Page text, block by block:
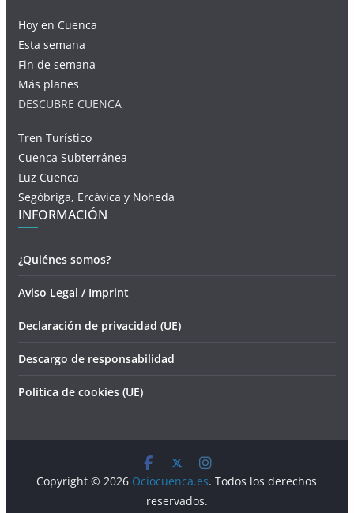
Hoy en Cuenca
Esta semana
Fin de semana
Más planes
DESCUBRE CUENCA
Tren Turístico
Cuenca Subterránea
Luz Cuenca
Segóbriga, Ercávica y Noheda
INFORMACIÓN
¿Quiénes somos?
Aviso Legal / Imprint
Declaración de privacidad (UE)
Descargo de responsabilidad
Política de cookies (UE)
Copyright © 2026 Ociocuenca.es. Todos los derechos
reservados.